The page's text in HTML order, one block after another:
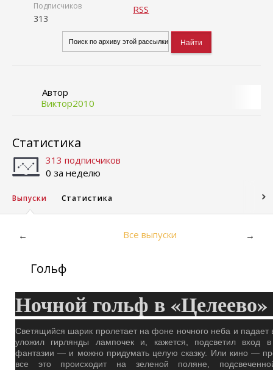
Подписчиков
313
RSS
Автор
Виктор2010
Статистика
313 подписчиков
0 за неделю
Выпуски Статистика
← Все выпуски →
Гольф
Ночной гольф в «Целеево»
Светящийся шарик пролетает на фоне ночного неба и падает
уложил гирлянды лампочек и, кажется, подсветил вход
фантазии — и можно придумать целую сказку. Или кино —
все это происходит на зеленой поляне,